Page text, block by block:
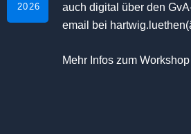
2026
auch digital über den
email bei
Mehr Infos zum Workshop